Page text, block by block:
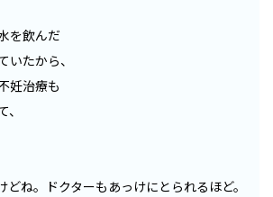
を飲んだ
いたから、
妊治療も
どね。ドクターもあっけにとられるほど。